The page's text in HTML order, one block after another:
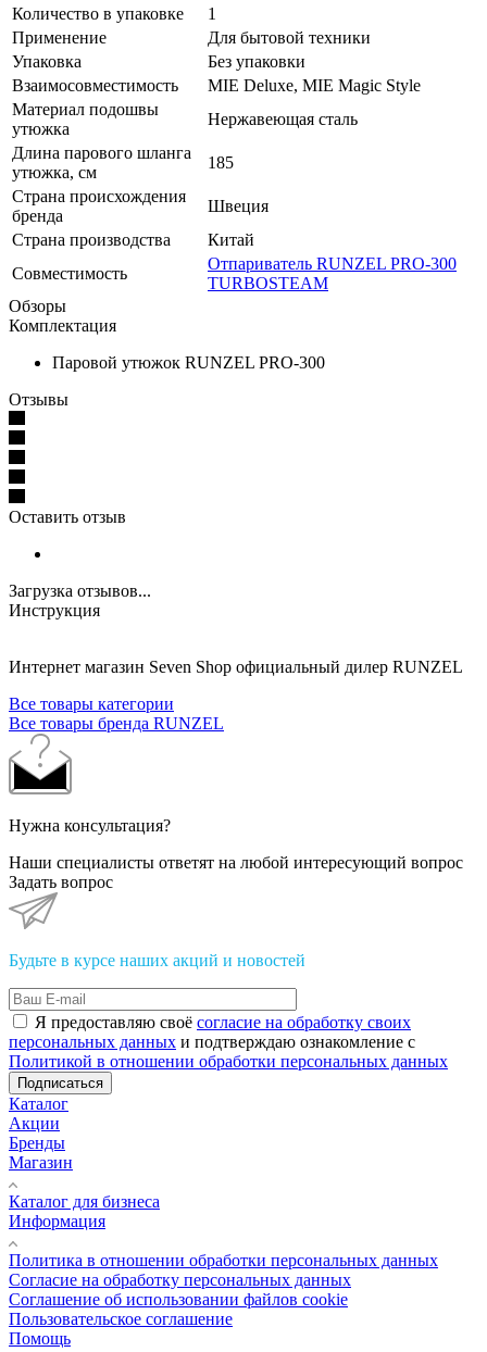
Количество в упаковке
1
Применение
Для бытовой техники
Упаковка
Без упаковки
Взаимосовместимость
MIE Deluxe, MIE Magic Style
Материал подошвы
утюжка
Нержавеющая сталь
Длина парового шланга
утюжка, см
185
Страна происхождения
бренда
Швеция
Страна производства
Китай
Совместимость
Отпариватель RUNZEL PRO-300
TURBOSTEAM
Обзоры
Комплектация
Паровой утюжок RUNZEL PRO-300
Отзывы
Оставить отзыв
Загрузка отзывов...
Инструкция
Интернет магазин Seven Shop официальный дилер RUNZEL
Все товары категории
Все товары бренда RUNZEL
Нужна консультация?
Наши специалисты ответят на любой интересующий вопрос
Задать вопрос
Будьте в курсе наших акций и новостей
Я предоставляю своё согласие на обработку своих
персональных данных и подтверждаю ознакомление с
Политикой в отношении обработки персональных данных
Подписаться
Каталог
Акции
Бренды
Магазин
Каталог для бизнеса
Информация
Политика в отношении обработки персональных данных
Cогласие на обработку персональных данных
Cоглашение об использовании файлов cookie
Пользовательское соглашение
Помощь